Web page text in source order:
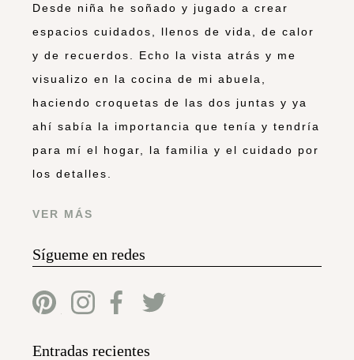
Desde niña he soñado y jugado a crear
espacios cuidados, llenos de vida, de calor
y de recuerdos. Echo la vista atrás y me
visualizo en la cocina de mi abuela,
haciendo croquetas de las dos juntas y ya
ahí sabía la importancia que tenía y tendría
para mí el hogar, la familia y el cuidado por
los detalles.
VER MÁS
Sígueme en redes
Entradas recientes